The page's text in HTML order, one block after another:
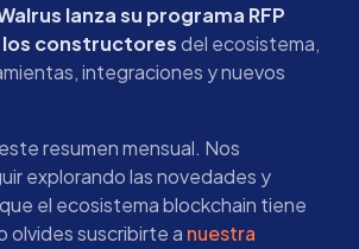
lanza su programa RFP
los constructoresdel ecosistema,
integraciones y nuevos
resumen mensual. Nos
explorando las novedades y
el ecosistema blockchain tiene
olvides suscribirte a nuestra